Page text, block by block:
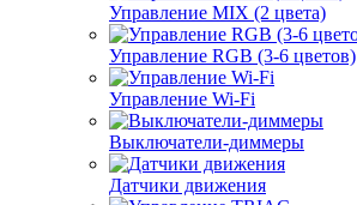
Управление MIX (2 цвета)
Управление RGB (3-6 цветов)
Управление Wi-Fi
Выключатели-диммеры
Датчики движения